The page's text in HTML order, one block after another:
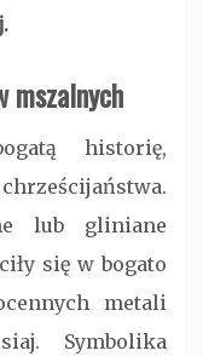
mszalnych
historię,
lub gliniane
się w bogato
metali
Symbolika